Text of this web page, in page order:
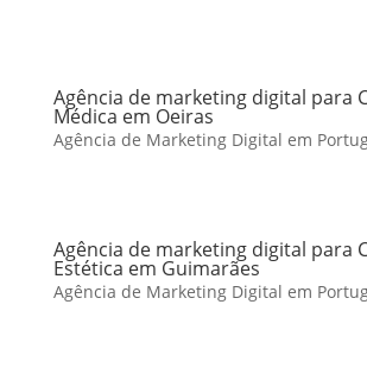
Agência de marketing digital para
Médica em Oeiras
Agência de Marketing Digital em
Agência de marketing digital para
Estética em Guimarães
Agência de Marketing Digital em